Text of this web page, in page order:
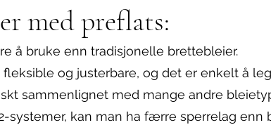
med preflats:
å bruke enn tradisjonelle brettebleier.
og justerbare, og det er enkelt å
sammenlignet med mange andre
systemer, kan man ha færre sperrelag enn